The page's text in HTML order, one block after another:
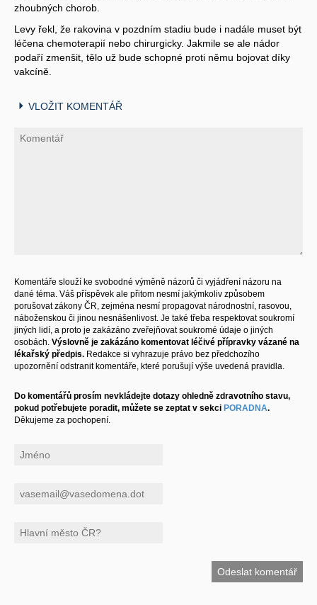
zhoubných chorob.
Levy řekl, že rakovina v pozdním stadiu bude i nadále muset být
léčena chemoterapií nebo chirurgicky. Jakmile se ale nádor
podaří zmenšit, tělo už bude schopné proti němu bojovat díky
vakcíně.
VLOŽIT KOMENTÁŘ
Komentáře slouží ke svobodné výměně názorů či vyjádření názoru na
dané téma. Váš příspěvek ale přitom nesmí jakýmkoliv způsobem
porušovat zákony ČR, zejména nesmí propagovat národnostní, rasovou,
náboženskou či jinou nesnášenlivost. Je také třeba respektovat soukromí
jiných lidí, a proto je zakázáno zveřejňovat soukromé údaje o jiných
osobách. Výslovně je zakázáno komentovat léčivé přípravky vázané na
lékařský předpis. Redakce si vyhrazuje právo bez předchozího
upozornění odstranit komentáře, které porušují výše uvedená pravidla.
Do komentářů prosím nevkládejte dotazy ohledně zdravotního stavu,
pokud potřebujete poradit, můžete se zeptat v sekci PORADNA.
Děkujeme za pochopení.